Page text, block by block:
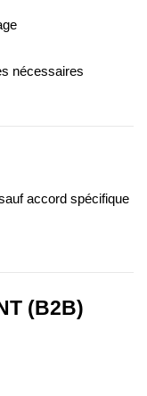
nécessaires
accord spécifique
(B2B)